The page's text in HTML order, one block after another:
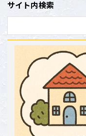
サイト内検索